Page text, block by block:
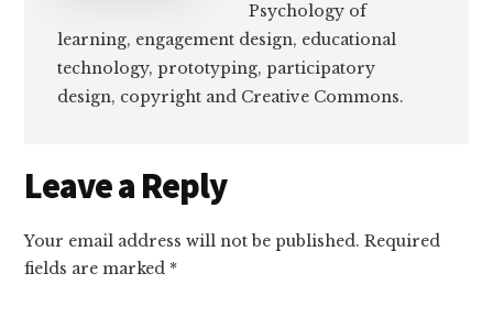
Psychology of
learning, engagement design, educational
technology, prototyping, participatory
design, copyright and Creative Commons.
Reader
Interactions
Leave a Reply
Your email address will not be published. Required
fields are marked *